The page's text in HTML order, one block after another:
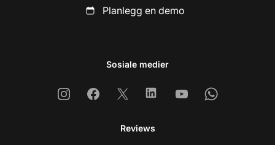
Planlegg en demo
Sosiale medier
InstagramFacebook
X LinkedinYoutubeWhatsapp
Reviews